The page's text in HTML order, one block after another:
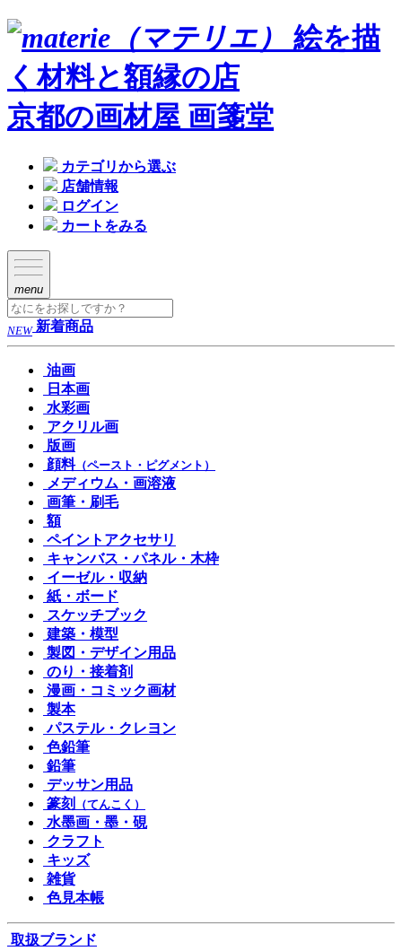
絵を描
く材料と額縁の店
京都の画材屋 画箋堂
カテゴリから選ぶ
店舗情報
ログイン
カートをみる
menu
NEW 新着商品
油画
日本画
水彩画
アクリル画
版画
顔料（ペースト・ピグメント）
メディウム・画溶液
画筆・刷毛
額
ペイントアクセサリ
キャンバス・パネル・木枠
イーゼル・収納
紙・ボード
スケッチブック
建築・模型
製図・デザイン用品
のり・接着剤
漫画・コミック画材
製本
パステル・クレヨン
色鉛筆
鉛筆
デッサン用品
篆刻
（てんこく）
水墨画・墨・硯
クラフト
キッズ
雑貨
色見本帳
取扱ブランド